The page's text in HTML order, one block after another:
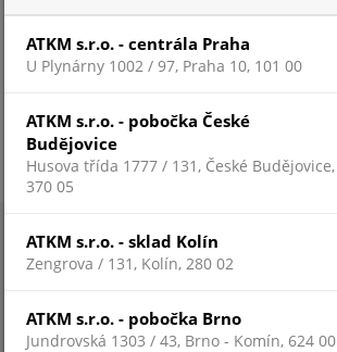
ATKM s.r.o. - centrála Praha
U Plynárny 1002 / 97, Praha 10, 101 00
ATKM s.r.o. - pobočka České
Budějovice
Husova třída 1777 / 131, České Budějovice,
370 05
ATKM s.r.o. - sklad Kolín
Zengrova / 131, Kolín, 280 02
ATKM s.r.o. - pobočka Brno
Jundrovská 1303 / 43, Brno - Komín, 624 00